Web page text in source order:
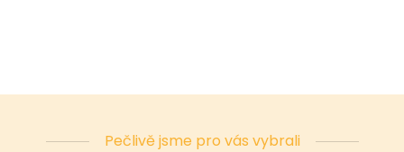
Pečlivě jsme pro vás vybrali